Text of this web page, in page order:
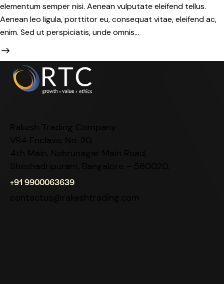
elementum semper nisi. Aenean vulputate eleifend tellus.
Aenean leo ligula, porttitor eu, consequat vitae, eleifend ac,
enim. Sed ut perspiciatis, unde omnis…
+91 9900063639